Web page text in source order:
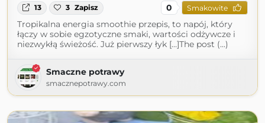
13 3 Zapisz 0 Smakowite
Tropikalna energia smoothie przepis, to napój, który
łączy w sobie egzotyczne smaki, wartości odżywcze i
niezwykłą świeżość. Już pierwszy łyk […]The post (...)
Smaczne potrawy
smacznepotrawy.com